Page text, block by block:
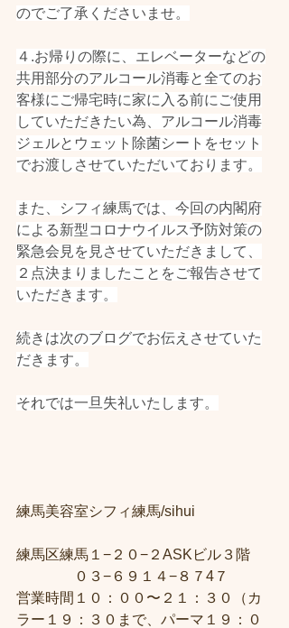
のでご了承くださいませ。
４.お帰りの際に、エレベーターなどの
共用部分のアルコール消毒と全てのお
客様にご帰宅時に家に入る前にご使用
していただきたい為、アルコール消毒
ジェルとウェット除菌シートをセット
でお渡しさせていただいております。
また、シフィ練馬では、今回の内閣府
による新型コロナウイルス予防対策の
緊急会見を見させていただきまして、
２点決まりましたことをご報告させて
いただきます。
続きは次のブログでお伝えさせていた
だきます。
それでは一旦失礼いたします。
練馬美容室シフィ練馬/sihui
練馬区練馬１−２０−２ASKビル３階
０３−６９１４−８７4７
営業時間１０：００〜２１：３０（カ
ラー１９：３０まで、パーマ１９：０